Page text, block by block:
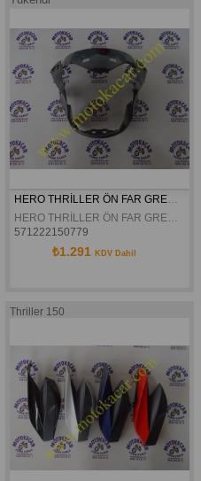
HERO THRİLLER ÖN FAR GRENAJI ORJİNAL
571222150779
₺1.291 KDV Dahil
Thriller 150